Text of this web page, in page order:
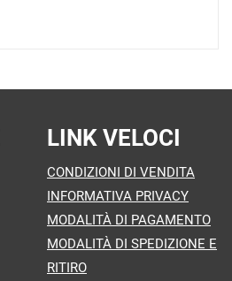
LINK VELOCI
CONDIZIONI DI VENDITA
INFORMATIVA PRIVACY
MODALITÀ DI PAGAMENTO
MODALITÀ DI SPEDIZIONE E
RITIRO